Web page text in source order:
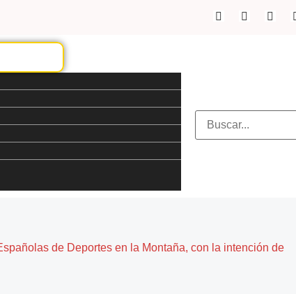
de Deportes en la Montaña, con la intención de